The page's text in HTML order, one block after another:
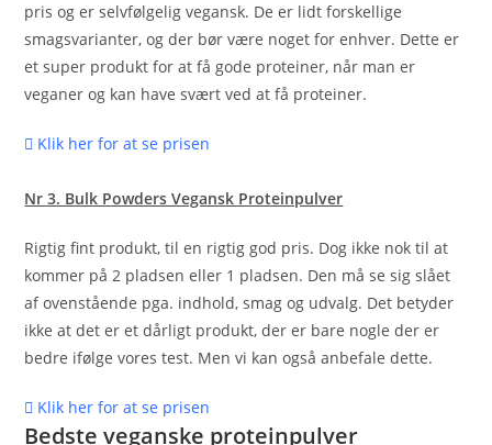
pris og er selvfølgelig vegansk. De er lidt forskellige
smagsvarianter, og der bør være noget for enhver. Dette er
et super produkt for at få gode proteiner, når man er
veganer og kan have svært ved at få proteiner.
Klik her for at se prisen
Nr 3. Bulk Powders Vegansk Proteinpulver
Rigtig fint produkt, til en rigtig god pris. Dog ikke nok til at
kommer på 2 pladsen eller 1 pladsen. Den må se sig slået
af ovenstående pga. indhold, smag og udvalg. Det betyder
ikke at det er et dårligt produkt, der er bare nogle der er
bedre ifølge vores test. Men vi kan også anbefale dette.
Klik her for at se prisen
Bedste veganske proteinpulver